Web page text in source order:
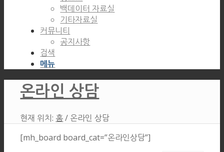
백데이터 자료실
기타자료실
커뮤니티
공지사항
검색
메뉴
온라인 상담
현재 위치: 홈 / 온라인 상담
[mh_board board_cat=”온라인상담”]